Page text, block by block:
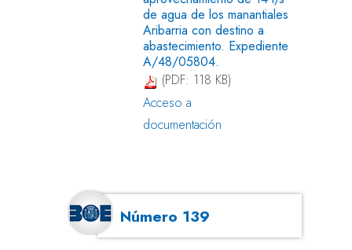
de agua de los manantiales
Aribarria con destino a
abastecimiento. Expediente
A/48/05804.
(PDF: 118 KB)
Acceso a
documentación
Número 139